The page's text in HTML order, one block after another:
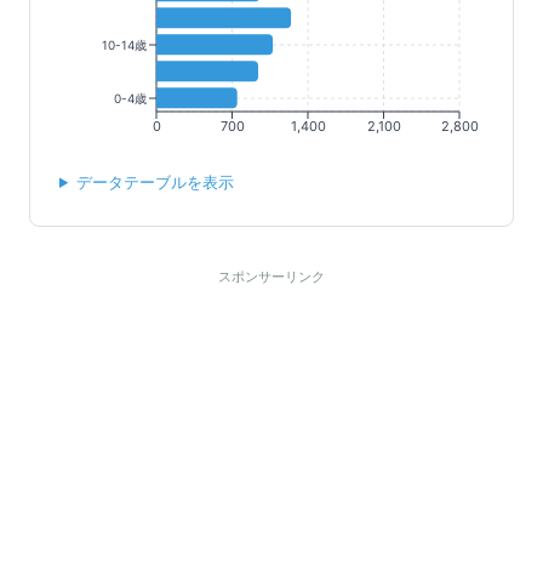
0 700 1,400 2,100 2,800
10-14歳
0-4歳
データテーブルを表示
スポンサーリンク